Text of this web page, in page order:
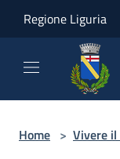
Regione Liguria
Home > Vivere il